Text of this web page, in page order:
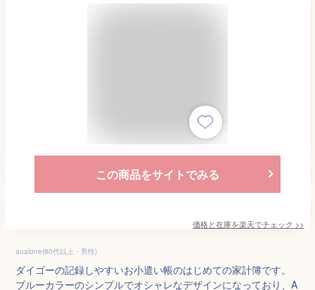
この商品をサイトでみる
価格と在庫を楽天でチェック >>
aualone(80代以上・男性)
ダイゴーの記録しやすいお小遣い帳のはじめての家計簿です。
ブルーカラーのシンプルでオシャレなデザインになっており、A